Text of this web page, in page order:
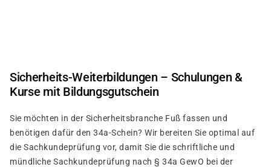
Sicherheits-Weiterbildungen – Schulungen &
Kurse mit Bildungsgutschein
Sie möchten in der Sicherheitsbranche Fuß fassen und
benötigen dafür den 34a-Schein? Wir bereiten Sie optimal auf
die Sachkundeprüfung vor, damit Sie die schriftliche und
mündliche Sachkundeprüfung nach § 34a GewO bei der